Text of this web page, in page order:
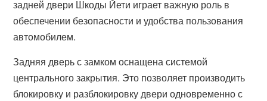
задней двери Шкоды Йети играет важную роль в
обеспечении безопасности и удобства пользования
автомобилем.
Задняя дверь с замком оснащена системой
центрального закрытия. Это позволяет производить
блокировку и разблокировку двери одновременно с